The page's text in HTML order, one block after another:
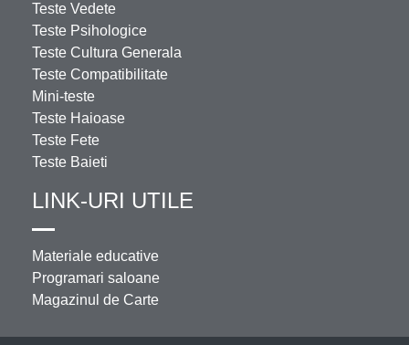
Teste Vedete
Teste Psihologice
Teste Cultura Generala
Teste Compatibilitate
Mini-teste
Teste Haioase
Teste Fete
Teste Baieti
LINK-URI UTILE
Materiale educative
Programari saloane
Magazinul de Carte